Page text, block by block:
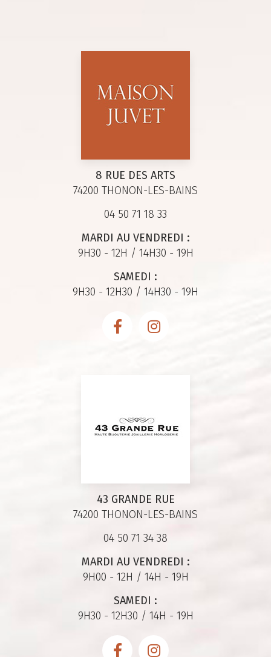
8 RUE DES ARTS
74200 THONON-LES-BAINS
04 50 71 18 33
MARDI AU VENDREDI :
9H30 - 12H / 14H30 - 19H
SAMEDI :
9H30 - 12H30 / 14H30 - 19H
43 GRANDE RUE
74200 THONON-LES-BAINS
04 50 71 34 38
MARDI AU VENDREDI :
9H00 - 12H / 14H - 19H
SAMEDI :
9H30 - 12H30 / 14H - 19H